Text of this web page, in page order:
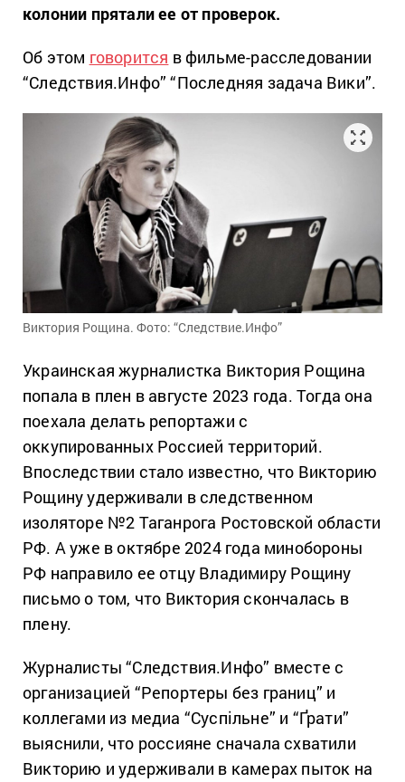
колонии прятали ее от проверок.
Об этом говорится в фильме-расследовании
“Следствия.Инфо” “Последняя задача Вики”.
Виктория Рощина. Фото: “Следствие.Инфо”
Украинская журналистка Виктория Рощина
попала в плен в августе 2023 года. Тогда она
поехала делать репортажи с
оккупированных Россией территорий.
Впоследствии стало известно, что Викторию
Рощину удерживали в следственном
изоляторе №2 Таганрога Ростовской области
РФ. А уже в октябре 2024 года минобороны
РФ направило ее отцу Владимиру Рощину
письмо о том, что Виктория скончалась в
плену.
Журналисты “Следствия.Инфо” вместе с
организацией “Репортеры без границ” и
коллегами из медиа “Суспільне” и “Ґрати”
выяснили, что россияне сначала схватили
Викторию и удерживали в камерах пыток на